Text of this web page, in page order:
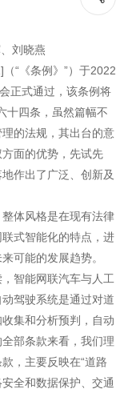
刘晓燕
“《条例》”）于2022
正式通过，该条例将
十四条，虽然篇幅不
的法规，其出台的意
面的优势，先试先
作出了广泛、创新及
整体风格是在现有法律
式智能化的特点，进
可能的发展趋势。
智能网联汽车与人工
驾驶系统是通过对道
集和分析预判，自动
部条款来看，我们理
，主要反映在“道路
全和数据保护、交通